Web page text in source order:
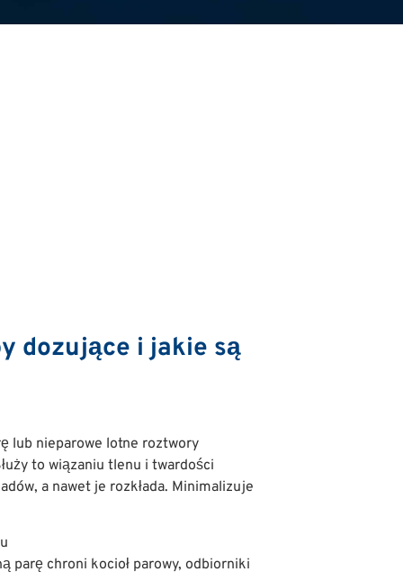
dozujące i jakie są
lub nieparowe lotne roztwory
to wiązaniu tlenu i twardości
a nawet je rozkłada. Minimalizuje
parę chroni kocioł parowy, odbiorniki